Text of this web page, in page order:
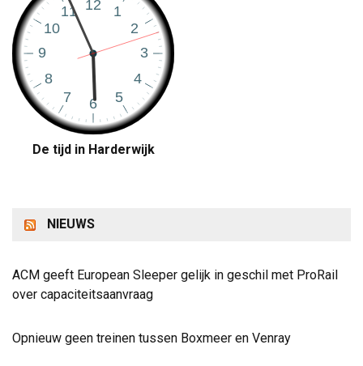
De tijd in Harderwijk
NIEUWS
ACM geeft European Sleeper gelijk in geschil met ProRail
over capaciteitsaanvraag
Opnieuw geen treinen tussen Boxmeer en Venray